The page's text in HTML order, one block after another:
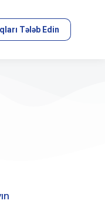
Tələb Edin